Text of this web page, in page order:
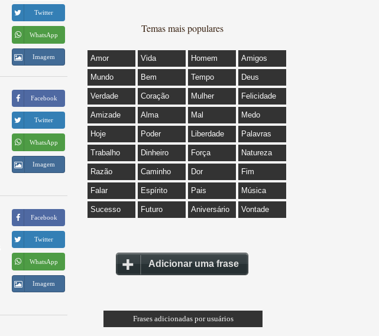
Twitter
WhatsApp
Imagem
Facebook
Twitter
WhatsApp
Imagem
Facebook
Twitter
WhatsApp
Imagem
Temas mais populares
Amor Vida Homem Amigos
Mundo Bem Tempo Deus
Verdade Coração Mulher Felicidade
Amizade Alma Mal Medo
Hoje Poder Liberdade Palavras
Trabalho Dinheiro Força Natureza
Razão Caminho Dor Fim
Falar Espírito Pais Música
Sucesso Futuro Aniversário Vontade
Adicionar uma frase
Frases adicionadas por usuários